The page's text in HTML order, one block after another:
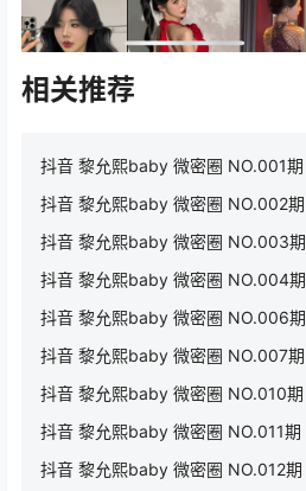
相关推荐
抖音 黎允熙baby 微密圈 NO.001期
抖音 黎允熙baby 微密圈 NO.002期
抖音 黎允熙baby 微密圈 NO.003期
抖音 黎允熙baby 微密圈 NO.004期
抖音 黎允熙baby 微密圈 NO.006期
抖音 黎允熙baby 微密圈 NO.007期
抖音 黎允熙baby 微密圈 NO.010期
抖音 黎允熙baby 微密圈 NO.011期
抖音 黎允熙baby 微密圈 NO.012期